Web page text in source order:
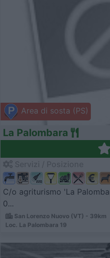
Area di sosta (PS)
La Palombara
C/o agriturismo 'La
0...
San Lorenzo Nuovo (VT) - 39km
Loc. La Palombara 19